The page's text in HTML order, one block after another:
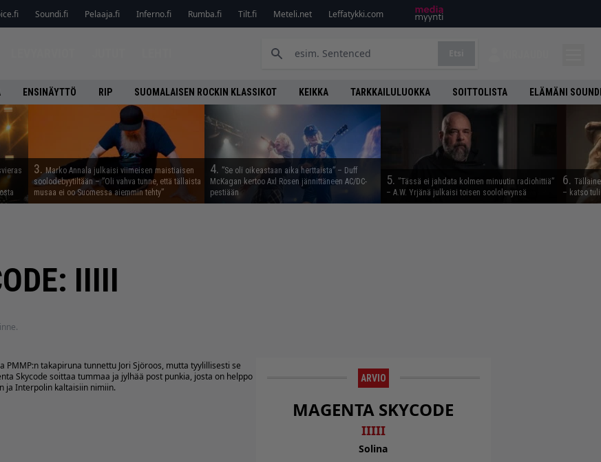
Soundi.fi Pelaaja.fi Inferno.fi Rumba.fi Tilt.fi Meteli.net Leffatykki.com
ENSINÄYTTÖ RIP SUOMALAISEN ROCKIN KLASSIKOT KEIKKA TARKKAILULUOKKA SOITTOLISTA ELÄMÄNI
3. Marko Annala julkaisi viimeisen maistiaisen
soolodebyytiltään – ”Oli vahva tunne, että tällaista
musaa ei oo Suomessa aiemmin tehty”
4. ”Se oli oikeastaan aika herttaista” – Duff
McKagan kertoo Axl Rosen jännittäneen AC/DC-
pestiään
5. ”Tässä ei jahdata kolmen minuutin radiohittiä”
– A.W. Yrjänä julkaisi toisen soololevynsä
6.
– katso
IIIII
PMMP:n takapiruna tunnettu Jori Sjöroos, mutta tyylillisesti se
Skycode soittaa tummaa ja jylhää post punkia, josta on helppo
ja Interpolin kaltaisiin nimiin.
ARVIO
MAGENTA SKYCODE
IIIII
Solina